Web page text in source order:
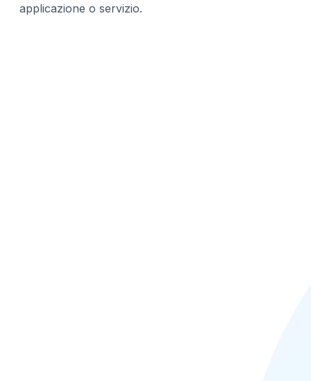
applicazione o servizio.